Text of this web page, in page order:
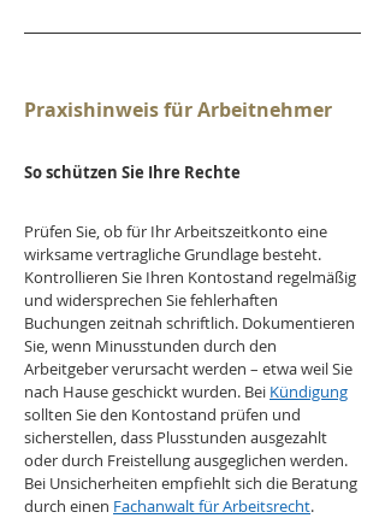
Praxishinweis für Arbeitnehmer
So schützen Sie Ihre Rechte
Prüfen Sie, ob für Ihr Arbeitszeitkonto eine
wirksame vertragliche Grundlage besteht.
Kontrollieren Sie Ihren Kontostand regelmäßig
und widersprechen Sie fehlerhaften
Buchungen zeitnah schriftlich. Dokumentieren
Sie, wenn Minusstunden durch den
Arbeitgeber verursacht werden – etwa weil Sie
nach Hause geschickt wurden. Bei Kündigung
sollten Sie den Kontostand prüfen und
sicherstellen, dass Plusstunden ausgezahlt
oder durch Freistellung ausgeglichen werden.
Bei Unsicherheiten empfiehlt sich die Beratung
durch einen Fachanwalt für Arbeitsrecht.